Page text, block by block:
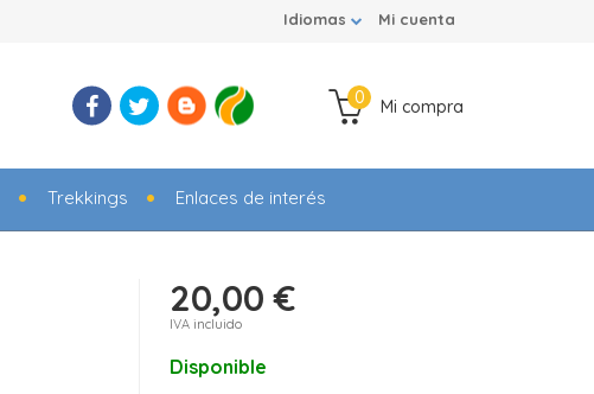
Mi cuenta
Idiomas
Mi compra
0
Trekkings Enlaces de interés
20,00 €
IVA incluido
Disponible